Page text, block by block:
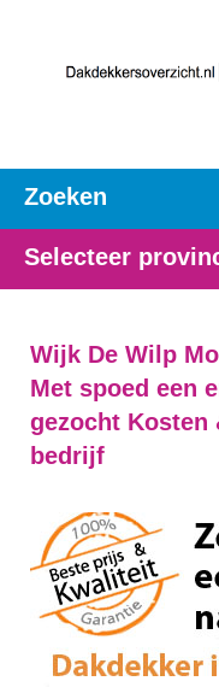
Zoeken
Selecteer
Wijk De Wilp
Met spoed een
gezocht Kosten
bedrijf